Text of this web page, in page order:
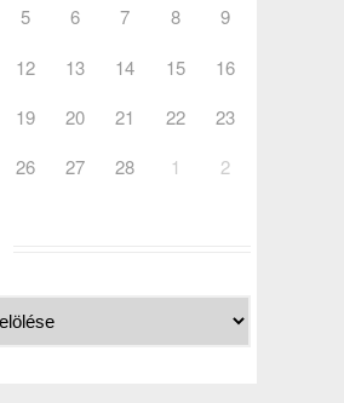
5 6 7 8
9
12 13 14 15
16
19 20 21 22
23
26 27 28 1 2